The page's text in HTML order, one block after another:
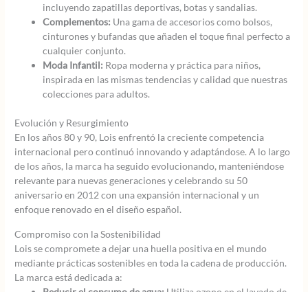
incluyendo zapatillas deportivas, botas y sandalias.
Complementos: Una gama de accesorios como bolsos,
cinturones y bufandas que añaden el toque final perfecto a
cualquier conjunto.
Moda Infantil: Ropa moderna y práctica para niños,
inspirada en las mismas tendencias y calidad que nuestras
colecciones para adultos.
Evolución y Resurgimiento
En los años 80 y 90, Lois enfrentó la creciente competencia
internacional pero continuó innovando y adaptándose. A lo largo
de los años, la marca ha seguido evolucionando, manteniéndose
relevante para nuevas generaciones y celebrando su 50
aniversario en 2012 con una expansión internacional y un
enfoque renovado en el diseño español.
Compromiso con la Sostenibilidad
Lois se compromete a dejar una huella positiva en el mundo
mediante prácticas sostenibles en toda la cadena de producción.
La marca está dedicada a: